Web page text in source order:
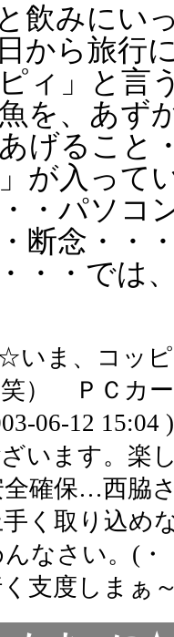
飲みにい
から旅行
ィ」と言
を、あず
げること
」が入って
・パソコ
断念・・
・・では
いま、コッ
） ＰＣカ
06-12 15:04 )
います。楽
全確保…西脇
手く取り込め
なさい。(
支度しまぁ